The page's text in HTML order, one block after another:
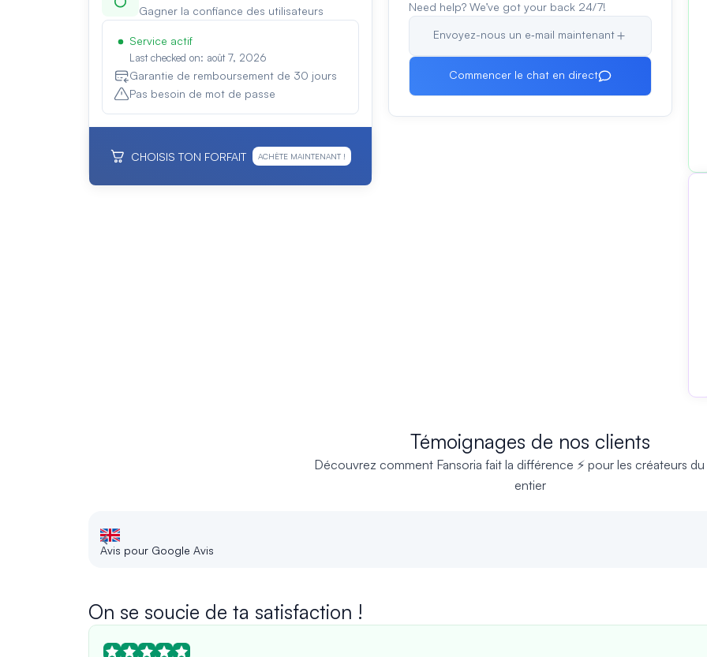
Gagner la confiance des utilisateurs
Service actif
Last checked on: août 7, 2026
Garantie de remboursement de 30 jours
Pas besoin de mot de passe
CHOISIS TON FORFAIT ACHÈTE MAINTENANT !
Need help? We’ve got your back 24/7!
Envoyez-nous un e‑mail maintenant
Commencer le chat en direct
Témoignages de nos clients
Découvrez comment Fansoria fait la différence ⚡ pour les créateurs
entier
Avis pour Google Avis
On se soucie de ta satisfaction !